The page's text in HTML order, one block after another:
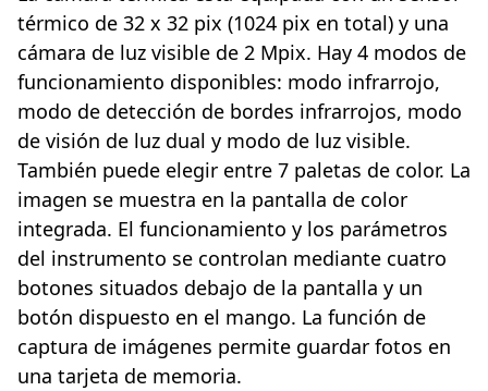
térmico de 32 x 32 pix (1024 pix en total) y una
cámara de luz visible de 2 Mpix. Hay 4 modos de
funcionamiento disponibles: modo infrarrojo,
modo de detección de bordes infrarrojos, modo
de visión de luz dual y modo de luz visible.
También puede elegir entre 7 paletas de color. La
imagen se muestra en la pantalla de color
integrada. El funcionamiento y los parámetros
del instrumento se controlan mediante cuatro
botones situados debajo de la pantalla y un
botón dispuesto en el mango. La función de
captura de imágenes permite guardar fotos en
una tarjeta de memoria.